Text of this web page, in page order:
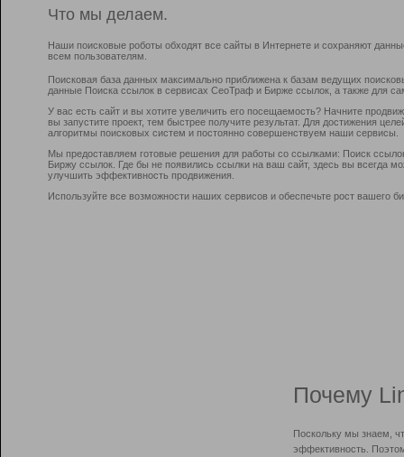
Что мы делаем.
Наши поисковые роботы обходят все сайты в Интернете и сохраняют
всем пользователям.
Поисковая база данных максимально приближена к базам ведущих
данные Поиска ссылок в сервисах СеоТраф и Бирже ссылок, а также для
У вас есть сайт и вы хотите увеличить его посещаемость? Начните
вы запустите проект, тем быстрее получите результат. Для достижения
алгоритмы поисковых систем и постоянно совершенствуем наши сервисы.
Мы предоставляем готовые решения для работы со ссылками: Поиск
Биржу ссылок. Где бы не появились ссылки на ваш сайт, здесь вы всегда
улучшить эффективность продвижения.
Используйте все возможности наших сервисов и обеспечьте рост вашего
Почему
Поскольку мы знаем,
эффективность.